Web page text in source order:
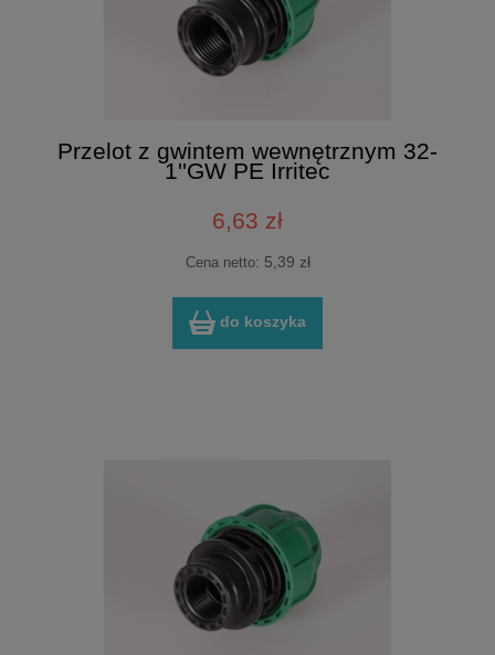
Przelot z gwintem wewnętrznym 32-
1''GW PE Irritec
6,63 zł
Cena netto: 5,39 zł
do koszyka